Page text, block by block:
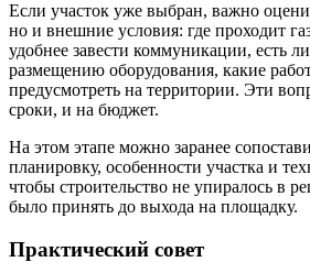
Если участок уже выбран, важно
но и внешние условия: где проходит
удобнее завести коммуникации, есть
размещению оборудования, какие
предусмотреть на территории. Эти
сроки, и на бюджет.
На этом этапе можно заранее
планировку, особенности участка и
чтобы строительство не упиралось в
было принять до выхода на площадку.
Практический совет